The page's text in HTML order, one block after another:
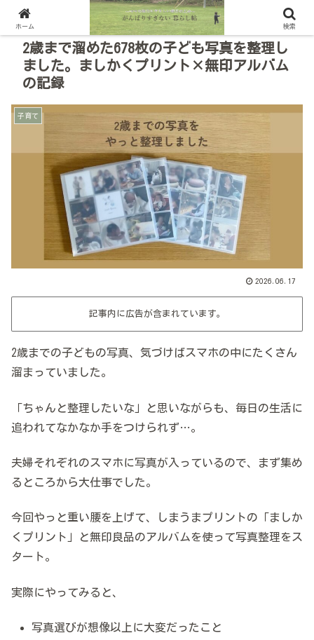
2歳まで溜めた678枚の子ども写真を整理し
ました。ましかくプリント×無印アルバム
の記録
子育て
2026.06.17
記事内に広告が含まれています。
2歳までの子どもの写真、気づけばスマホの中にたくさん
溜まっていました。
「ちゃんと整理したいな」と思いながらも、毎日の生活に
追われてなかなか手をつけられず…。
夫婦それぞれのスマホに写真が入っているので、まず集め
るところから大仕事でした。
今回やっと重い腰を上げて、しまうまプリントの「ましか
くプリント」と無印良品のアルバムを使って写真整理をス
タート。
実際にやってみると、
写真選びが想像以上に大変だったこと
ホーム 検索